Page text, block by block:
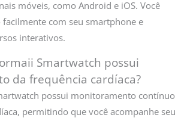
móveis, como Android e iOS. Você
com seu smartphone e
interativos.
Smartwatch possui
da frequência cardíaca?
possui monitoramento contínuo
permitindo que você acompanhe seu